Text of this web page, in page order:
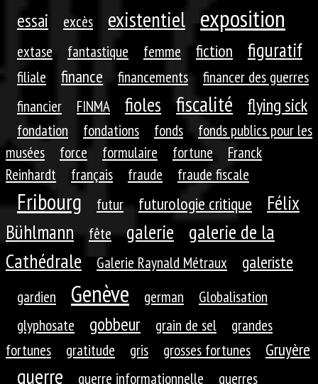
essai excès existentiel exposition
extase fantastique femme fiction figuratif
filiale finance financements
financer des guerres
financier
FINMA fioles fiscalité flying sick
fondation fondations fonds
fonds publics pour les
musées
force formulaire fortune
Franck
Reinhardt
français fraude fraude fiscale
Fribourg futur futurologie critique
Félix
Bühlmann
fête galerie
galerie de la
Cathédrale
Galerie Raynald Métraux galeriste
gardien Genève german
Globalisation
glyphosate
gobbeur grain de sel
grandes
fortunes
gratitude gris grosses fortunes Gruyère
guerre guerre informationnelle
guerres